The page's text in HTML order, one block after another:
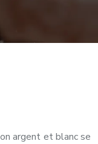
argent et blanc se